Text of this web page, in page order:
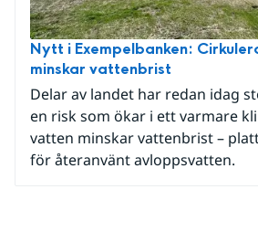
Nytt i Exempelbanken:
minskar vattenbrist
Delar av landet har redan idag
en risk som ökar i ett varmare
vatten minskar vattenbrist –
för återanvänt avloppsvatten.